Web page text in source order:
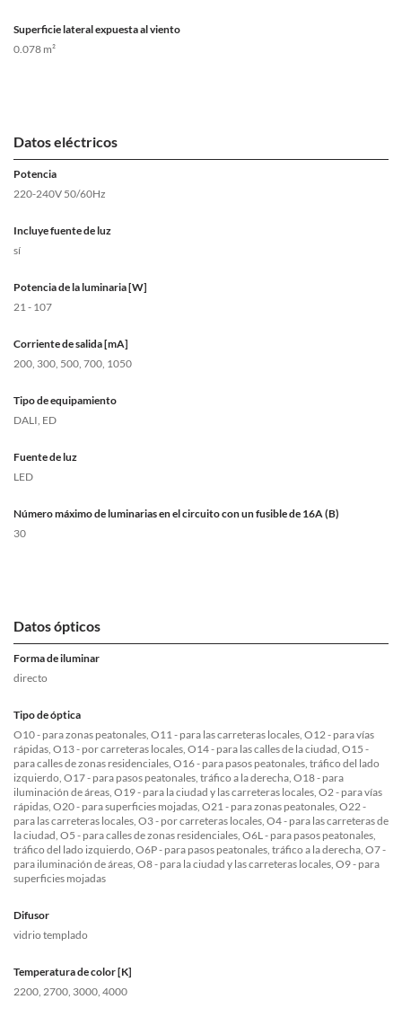
Superficie lateral expuesta al viento
0.078 m²
Datos eléctricos
Potencia
220-240V 50/60Hz
Incluye fuente de luz
sí
Potencia de la luminaria [W]
21 - 107
Corriente de salida [mA]
200, 300, 500, 700, 1050
Tipo de equipamiento
DALI, ED
Fuente de luz
LED
Número máximo de luminarias en el circuito con un fusible de 16A (B)
30
Datos ópticos
Forma de iluminar
directo
Tipo de óptica
O10 - para zonas peatonales, O11 - para las carreteras locales, O12 - para vías
rápidas, O13 - por carreteras locales, O14 - para las calles de la ciudad, O15 -
para calles de zonas residenciales, O16 - para pasos peatonales, tráfico del lado
izquierdo, O17 - para pasos peatonales, tráfico a la derecha, O18 - para
iluminación de áreas, O19 - para la ciudad y las carreteras locales, O2 - para vías
rápidas, O20 - para superficies mojadas, O21 - para zonas peatonales, O22 -
para las carreteras locales, O3 - por carreteras locales, O4 - para las carreteras de
la ciudad, O5 - para calles de zonas residenciales, O6L - para pasos peatonales,
tráfico del lado izquierdo, O6P - para pasos peatonales, tráfico a la derecha, O7 -
para iluminación de áreas, O8 - para la ciudad y las carreteras locales, O9 - para
superficies mojadas
Difusor
vidrio templado
Temperatura de color [K]
2200, 2700, 3000, 4000